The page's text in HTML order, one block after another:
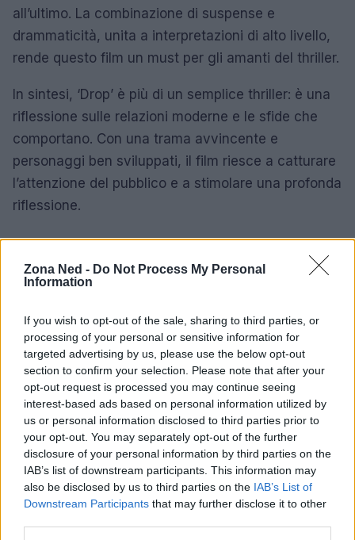
Zona Ned - Do Not Process My Personal
Information
If you wish to opt-out of the sale, sharing to third parties, or
processing of your personal or sensitive information for
targeted advertising by us, please use the below opt-out
section to confirm your selection. Please note that after your
opt-out request is processed you may continue seeing
interest-based ads based on personal information utilized by
us or personal information disclosed to third parties prior to
your opt-out. You may separately opt-out of the further
disclosure of your personal information by third parties on the
IAB’s list of downstream participants. This information may
also be disclosed by us to third parties on the IAB’s List of
Downstream Participants that may further disclose it to other
all’ultimo. La combinazione di suspense e
drammaticità, unita a interpretazioni di alto livello,
rende questo film un must per gli amanti del thriller.
In sintesi, ‘Drop’ è più di un semplice thriller: è una
riflessione sulle relazioni moderne e le sfide che
comportano. Con una trama avvincente e
personaggi ben sviluppati, il film riesce a catturare
l’attenzione del pubblico e a stimolare una profonda
riflessione.
Informazioni aggiuntive
Durata:100 minuti
Cast:Meghann Fahy, Brandon Sklenar, Violett
Beane, Reed Diamond
Regia:Christopher Landon
Valutazione:8.5/10
AUTORE
Staff